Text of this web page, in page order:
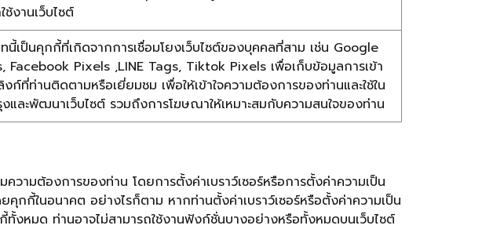
ช้งานเว็บไซต์
นี้เป็นคุกกี้ที่เกิดจากการเชื่อมโยงเว็บไซต์ของบุคคลที่สาม เช่น Google
Facebook Pixels ,LINE Tags, Tiktok Pixels เพื่อเก็บข้อมูลการเข้า
งก์ที่ท่านติดตามหรือเยี่ยมชม เพื่อให้เข้าใจความต้องการของท่านและใช้ใน
และพัฒนาเว็บไซต์ รวมถึงการโฆษณาให้เหมาะสมกับความสนใจของท่าน
วามต้องการของท่าน โดยการตั้งค่าเบราว์เซอร์หรือการตั้งค่าความเป็น
กกี้ในอนาคต อย่างไรก็ตาม หากท่านตั้งค่าเบราว์เซอร์หรือตั้งค่าความเป็น
งหมด ท่านอาจไม่สามารถใช้งานฟังก์ชั่นบางอย่างหรือทั้งหมดบนเว็บไซต์